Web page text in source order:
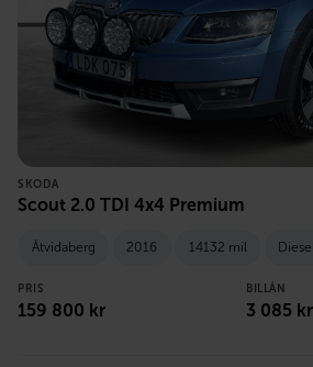
SKODA
Scout 2.0 TDI 4x4 Premium
Åtvidaberg 2016 14132 mil
PRIS
159 800 kr
BILLÅN
3 085